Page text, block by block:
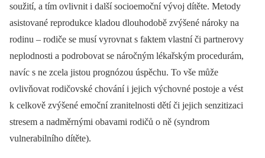
soužití, a tím ovlivnit i další socioemoční vývoj dítěte. Metody
asistované reprodukce kladou dlouhodobě zvýšené nároky na
rodinu –⁠ rodiče se musí vyrovnat s faktem vlastní či partnerovy
neplodnosti a podrobovat se náročným lékařským procedurám,
navíc s ne zcela jistou prognózou úspěchu. To vše může
ovlivňovat rodičovské chování i jejich výchovné postoje a vést
k celkově zvýšené emoční zranitelnosti dětí či jejich senzitizaci
stresem a nadměrnými obavami rodičů o ně (syndrom
vulnerabilního dítěte).